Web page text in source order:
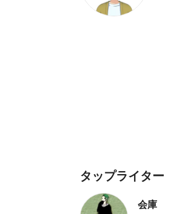
タップライター
会庫